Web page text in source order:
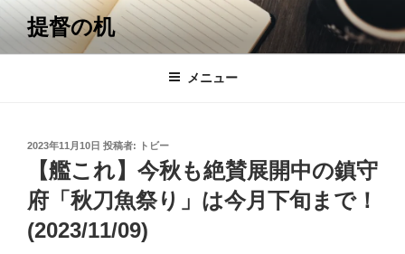
コ
テ
提督の机
メニュー
投
2023年11月10日 投稿者: トビー
【艦これ】今秋も絶賛展開中の鎮守
府「秋刀魚祭り」は今月下旬まで！
(2023/11/09)